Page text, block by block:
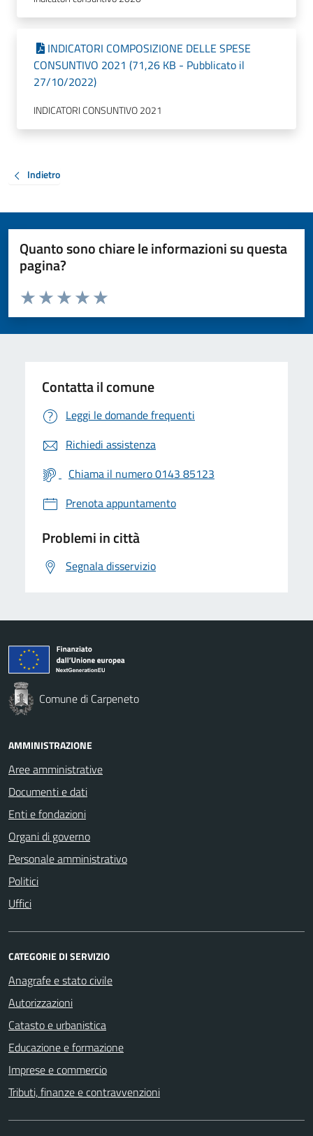
INDICATORI COMPOSIZIONE DELLE SPESE
CONSUNTIVO 2021 (71,26 KB - Pubblicato il
27/10/2022)
INDICATORI CONSUNTIVO 2021
Indietro
Quanto sono chiare le informazioni su questa
pagina?
Valuta da 1 a 5 stelle la pagina
Valuta 5 stelle su 5
Valuta 4 stelle su 5
Valuta 3 stelle su 5
Valuta 2 stelle su 5
Valuta 1 stelle su 5
Contatta il comune
Leggi le domande frequenti
Richiedi assistenza
Chiama il numero 0143 85123
Prenota appuntamento
Problemi in città
Segnala disservizio
Comune di Carpeneto
AMMINISTRAZIONE
Aree amministrative
Documenti e dati
Enti e fondazioni
Organi di governo
Personale amministrativo
Politici
Uffici
CATEGORIE DI SERVIZIO
Anagrafe e stato civile
Autorizzazioni
Catasto e urbanistica
Educazione e formazione
Imprese e commercio
Tributi, finanze e contravvenzioni